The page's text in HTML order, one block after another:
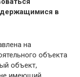
в
на
объекта
объект,